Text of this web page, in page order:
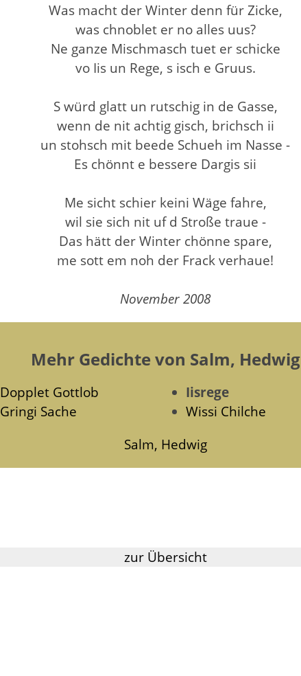
Was macht der Winter denn für Zicke,
was chnoblet er no alles uus?
Ne ganze Mischmasch tuet er schicke
vo Iis un Rege, s isch e Gruus.
S würd glatt un rutschig in de Gasse,
wenn de nit achtig gisch, brichsch ii
un stohsch mit beede Schueh im Nasse -
Es chönnt e bessere Dargis sii
Me sicht schier keini Wäge fahre,
wil sie sich nit uf d Stroße traue -
Das hätt der Winter chönne spare,
me sott em noh der Frack verhaue!
November 2008
Mehr Gedichte von Salm, Hedwig
Dopplet Gottlob
Gringi Sache
Iisrege
Wissi Chilche
Salm, Hedwig
zur Übersicht